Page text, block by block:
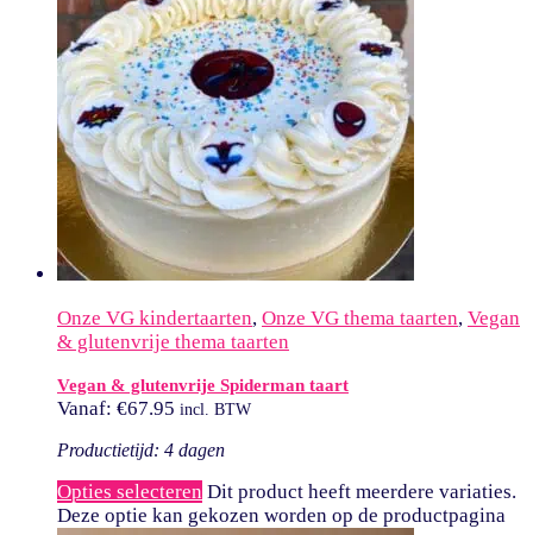
Onze VG kindertaarten, Onze VG thema taarten, Vegan
& glutenvrije thema taarten
Vegan & glutenvrije Spiderman taart
Vanaf: €67.95 incl. BTW
Productietijd: 4 dagen
Opties selecteren Dit product heeft meerdere variaties.
Deze optie kan gekozen worden op de productpagina